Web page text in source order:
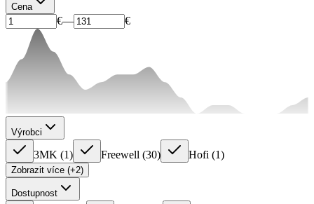
Cena
€— €
Výrobci
3MK (1) Freewell (30) Hofi (1)
Zobrazit více (+2)
Dostupnost